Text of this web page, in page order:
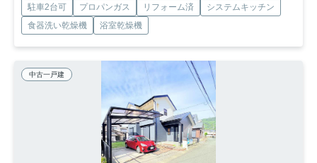
駐車2台可 プロパンガス リフォーム済
システムキッチン
食器洗い乾燥機
浴室乾燥機
中古一戸建